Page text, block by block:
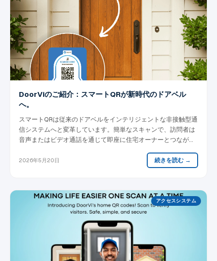
DoorViのご紹介：スマートQRが新時代のドアベル
へ。
スマートQRは従来のドアベルをインテリジェントな非接触型通
信システムへと変革しています。簡単なスキャンで、訪問者は
音声またはビデオ通話を通じて即座に住宅オーナーとつながる
にします。
2026年5月20日 続きを読む →
アクセスシステム